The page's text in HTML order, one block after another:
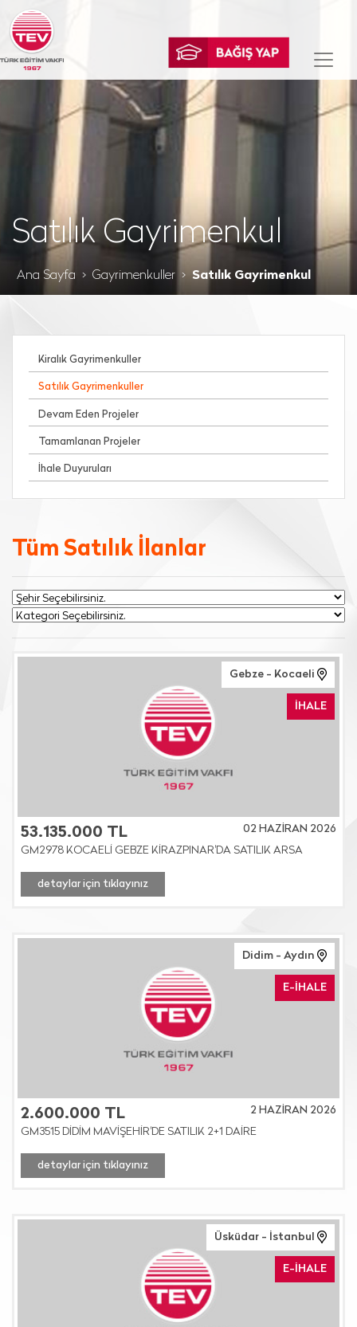
Satılık Gayrimenkul
Ana Sayfa Gayrimenkuller Satılık Gayrimenkul
Tüm Satılık İlanlar
Gebze - Kocaeli
İHALE
53.135.000 TL
02 HAZİRAN 2026
GM2978 KOCAELİ GEBZE KİRAZPINAR'DA SATILIK ARSA
detaylar için tıklayınız
Didim - Aydın
E-İHALE
2.600.000 TL
2 HAZİRAN 2026
GM3515 DİDİM MAVİŞEHİR'DE SATILIK 2+1 DAİRE
detaylar için tıklayınız
Üsküdar - İstanbul
E-İHALE
Kiralık Gayrimenkuller
Satılık Gayrimenkuller
Devam Eden Projeler
Tamamlanan Projeler
İhale Duyuruları